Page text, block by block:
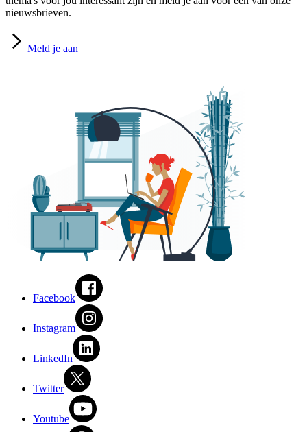
nieuwsbrieven.
Meld je aan
Facebook
Instagram
LinkedIn
Twitter
Youtube